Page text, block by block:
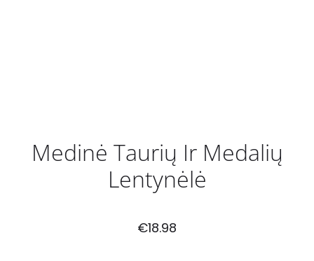
Medinė Taurių Ir Medalių
Lentynėlė
€18.98